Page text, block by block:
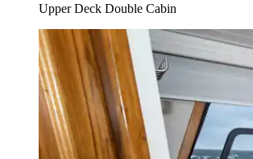
Upper Deck Double Cabin